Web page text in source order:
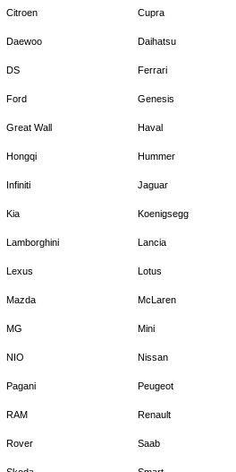
Citroen Cupra
Daewoo Daihatsu
DS Ferrari
Ford Genesis
Great Wall Haval
Hongqi Hummer
Infiniti Jaguar
Kia Koenigsegg
Lamborghini Lancia
Lexus Lotus
Mazda McLaren
MG Mini
NIO Nissan
Pagani Peugeot
RAM Renault
Rover Saab